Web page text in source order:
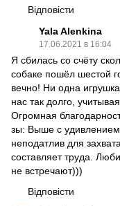
Відповісти
Yala Alenkina
17.06.2021 в 16:04
Я сбилась со счёту
собаке пошёл шестой
вечно! Ни одна
нас так долго,
Огромная
зы: Выше с
неподатлив для
составляет труда.
не встречают)))
Відповісти